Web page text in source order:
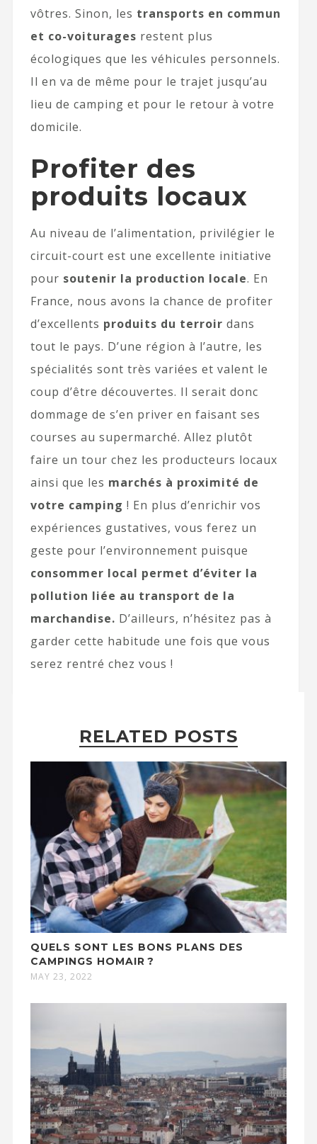
vôtres. Sinon, les transports en commun
et co-voiturages restent plus
écologiques que les véhicules personnels.
Il en va de même pour le trajet jusqu’au
lieu de camping et pour le retour à votre
domicile.
Profiter des
produits locaux
Au niveau de l’alimentation, privilégier le
circuit-court est une excellente initiative
pour soutenir la production locale. En
France, nous avons la chance de profiter
d’excellents produits du terroir dans
tout le pays. D’une région à l’autre, les
spécialités sont très variées et valent le
coup d’être découvertes. Il serait donc
dommage de s’en priver en faisant ses
courses au supermarché. Allez plutôt
faire un tour chez les producteurs locaux
ainsi que les marchés à proximité de
votre camping ! En plus d’enrichir vos
expériences gustatives, vous ferez un
geste pour l’environnement puisque
consommer local permet d’éviter la
pollution liée au transport de la
marchandise. D’ailleurs, n’hésitez pas à
garder cette habitude une fois que vous
serez rentré chez vous !
RELATED POSTS
QUELS SONT LES BONS PLANS DES
CAMPINGS HOMAIR ?
MAY 23, 2022